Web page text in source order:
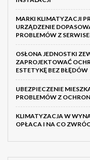
MARKI KLIMATYZACJI
URZĄDZENIE
PROBLEMÓW Z
OSŁONA JEDNOSTKI
ZAPROJEKTOWAĆ
ESTETYKĘ BEZ BŁĘDÓW
UBEZPIECZENIE
PROBLEMÓW Z
KLIMATYZACJA W
OPŁACA I NA CO